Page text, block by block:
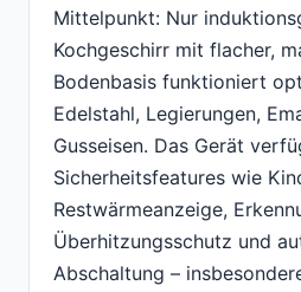
Mittelpunkt: Nur
Kochgeschirr mit flacher,
Bodenbasis funktioniert
Edelstahl, Legierungen,
Gusseisen. Das Gerät
Sicherheitsfeatures wie
Restwärmeanzeige,
Überhitzungsschutz und
Abschaltung –